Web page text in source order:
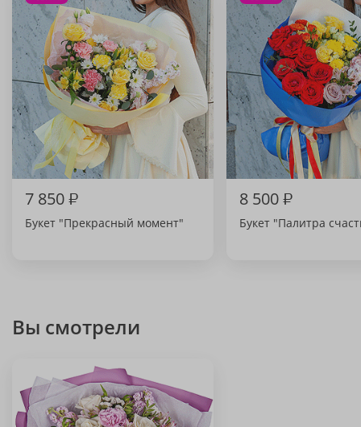
7 850₽
Букет "Прекрасный момент"
8 500₽
Букет "Палитра
Вы смотрели